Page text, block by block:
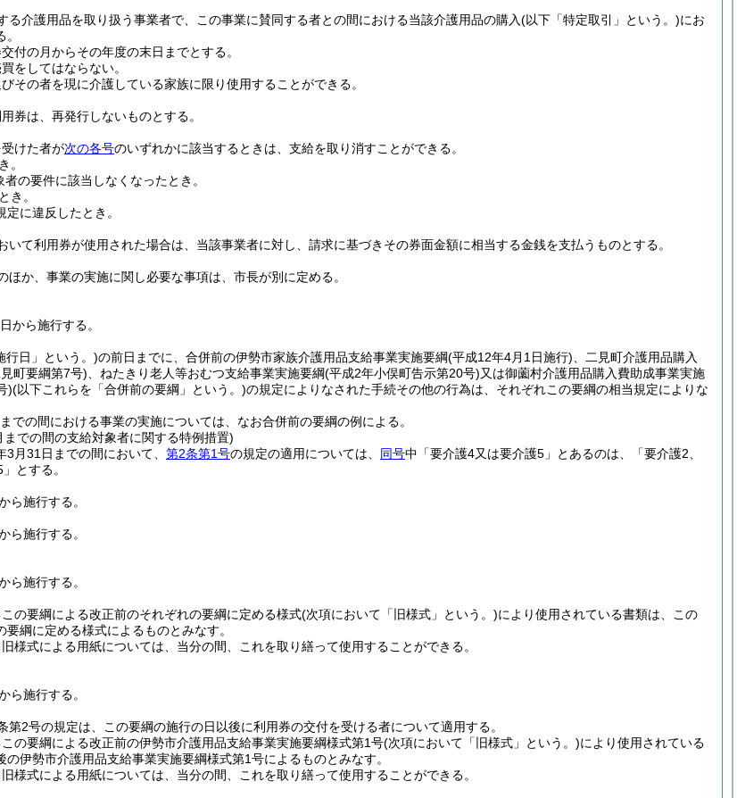
る介護用品を取り扱う事業者で、この事業に賛同する者との間における当該介護用品の購入(以下「特定取引」という。)にお
付の月からその年度の末日までとする。
をしてはならない。
その者を現に介護している家族に限り使用することができる。
券は、再発行しないものとする。
けた者が次の各号のいずれかに該当するときは、支給を取り消すことができる。
。
の要件に該当しなくなったとき。
き。
定に違反したとき。
いて利用券が使用された場合は、当該事業者に対し、請求に基づきその券面金額に相当する金銭を支払うものとする。
ほか、事業の実施に関し必要な事項は、市長が別に定める。
から施行する。
行日」という。)の前日までに、合併前の伊勢市家族介護用品支給事業実施要綱(平成12年4月1日施行) 、二見町介護用品購入
町要綱第7号) 、ねたきり老人等おむつ支給事業実施要綱(平成2年小俣町告示第20号)又は御薗村介護用品購入費助成事業実施
)(以下これらを「合併前の要綱」という。)の規定によりなされた手続その他の行為は、それぞれこの要綱の相当規定によりな
での間における事業の実施については、なお合併前の要綱の例による。
での間の支給対象者に関する特例措置)
月31日までの間において、 第2条第1号の規定の適用については、 同号中「要介護4又は要介護5」とあるのは、「要介護2、
とする。
ら施行する。
ら施行する。
ら施行する。
の要綱による改正前のそれぞれの要綱に定める様式(次項において「旧様式」という。)により使用されている書類は、この
綱に定める様式によるものとみなす。
様式による用紙については、当分の間、これを取り繕って使用することができる。
ら施行する。
第2号の規定は、この要綱の施行の日以後に利用券の交付を受ける者について適用する。
の要綱による改正前の伊勢市介護用品支給事業実施要綱様式第1号(次項において「旧様式」という。)により使用されている
伊勢市介護用品支給事業実施要綱様式第1号によるものとみなす。
様式による用紙については、当分の間、これを取り繕って使用することができる。